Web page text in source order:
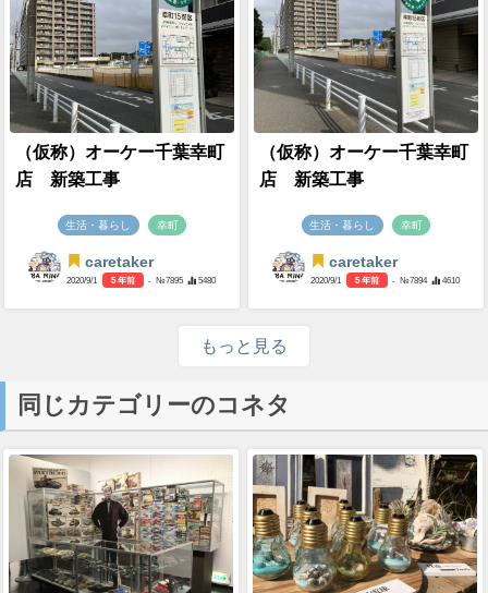
（仮称）オーケー千葉幸町
店 新築工事
生活・暮らし 幸町
caretaker
2020/9/1 5 年前 - №7895 5480
（仮称）オーケー千葉幸町
店 新築工事
生活・暮らし 幸町
caretaker
2020/9/1 5 年前 - №7894 4610
もっと見る
同じカテゴリーのコネタ